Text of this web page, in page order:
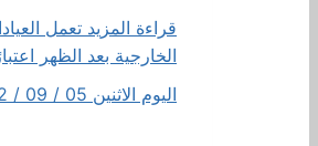
قراءة المزيد تعمل
الخارجية بعد الظهر
اليوم الاثنين 05 / 09 / 2022